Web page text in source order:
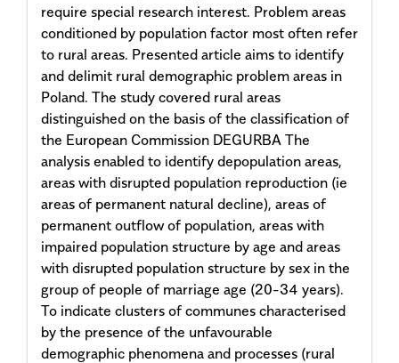
require special research interest. Problem areas
conditioned by population factor most often refer
to rural areas. Presented article aims to identify
and delimit rural demographic problem areas in
Poland. The study covered rural areas
distinguished on the basis of the classification of
the European Commission DEGURBA The
analysis enabled to identify depopulation areas,
areas with disrupted population reproduction (ie
areas of permanent natural decline), areas of
permanent outflow of population, areas with
impaired population structure by age and areas
with disrupted population structure by sex in the
group of people of marriage age (20-34 years).
To indicate clusters of communes characterised
by the presence of the unfavourable
demographic phenomena and processes (rural